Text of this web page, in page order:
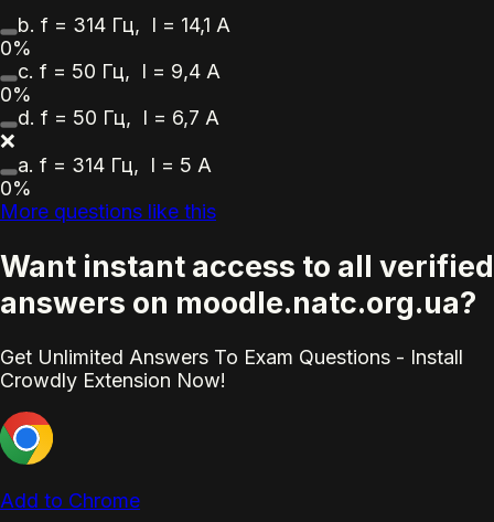
b. f = 314 Гц, І = 14,1 А
0%
c. f = 50 Гц, І = 9,4 А
0%
d. f = 50 Гц, І = 6,7 А
❌
a. f = 314 Гц, І = 5 А
0%
More questions like this
Want instant access to all verified
answers on moodle.natc.org.ua?
Get Unlimited Answers To Exam Questions - Install
Crowdly Extension Now!
Add to Chrome